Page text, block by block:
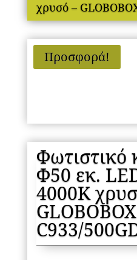
χρυσό –
Προσφορά!
Φωτιστικό
Φ50 εκ.
4000K
GLOBOBOX
C933/